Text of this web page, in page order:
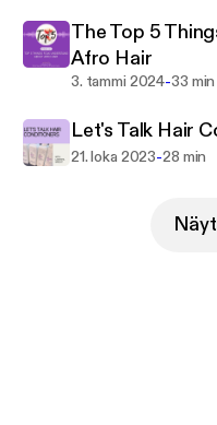
The Top 5
Afro Hair
3. tammi 2024-33 min
Let's Talk Hair
21. loka 2023-28 min